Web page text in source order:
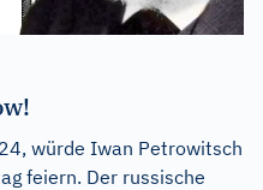
würde Iwan Petrowitsch
feiern. Der russische